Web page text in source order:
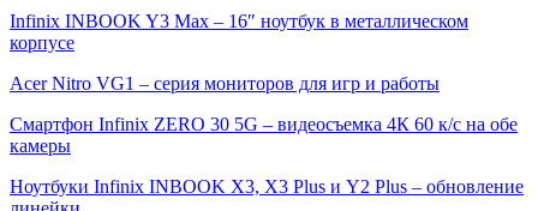
Infinix INBOOK Y3 Max – 16″ ноутбук в металлическом
корпусе
Acer Nitro VG1 – серия мониторов для игр и работы
Смартфон Infinix ZERO 30 5G – видеосъемка 4К 60 к/с на обе
камеры
Ноутбуки Infinix INBOOK X3, X3 Plus и Y2 Plus – обновление